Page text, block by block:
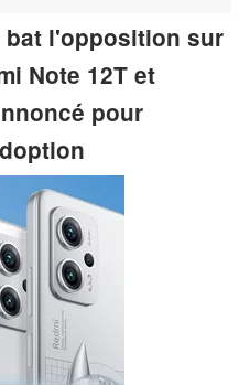
bat l'opposition sur
Note 12T et
pour